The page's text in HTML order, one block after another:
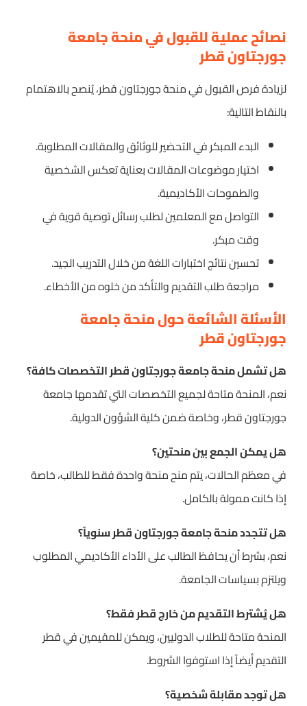
نصائح عملية للقبول في منحة جامعة
جورجتاون قطر
لزيادة فرص القبول في منحة جورجتاون قطر، يُنصح بالاهتمام
بالنقاط التالية:
البدء المبكر في التحضير للوثائق والمقالات المطلوبة.
اختيار موضوعات المقالات بعناية تعكس الشخصية
والطموحات الأكاديمية.
التواصل مع المعلمين لطلب رسائل توصية قوية في
وقت مبكر.
تحسين نتائج اختبارات اللغة من خلال التدريب الجيد.
مراجعة طلب التقديم والتأكد من خلوه من الأخطاء.
الأسئلة الشائعة حول منحة جامعة
جورجتاون قطر
هل تشمل منحة جامعة جورجتاون قطر التخصصات كافة؟
نعم، المنحة متاحة لجميع التخصصات التي تقدمها جامعة
جورجتاون قطر، وخاصة ضمن كلية الشؤون الدولية.
هل يمكن الجمع بين منحتين؟
في معظم الحالات، يتم منح منحة واحدة فقط للطالب، خاصة
إذا كانت ممولة بالكامل.
هل تتجدد منحة جامعة جورجتاون قطر سنوياً؟
نعم، بشرط أن يحافظ الطالب على الأداء الأكاديمي المطلوب
ويلتزم بسياسات الجامعة.
هل يُشترط التقديم من خارج قطر فقط؟
المنحة متاحة للطلاب الدوليين، ويمكن للمقيمين في قطر
التقديم أيضاً إذا استوفوا الشروط.
هل توجد مقابلة شخصية؟